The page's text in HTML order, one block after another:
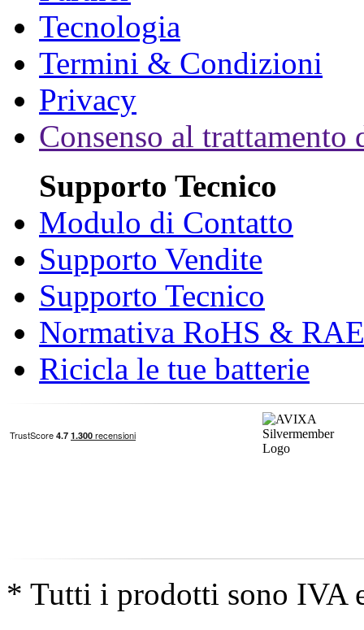
Tecnologia
Termini & Condizioni
Privacy
Consenso al trattamento
Supporto Tecnico
Modulo di Contatto
Supporto Vendite
Supporto Tecnico
Normativa RoHS &
Ricicla le tue batterie
* Tutti i prodotti sono IVA